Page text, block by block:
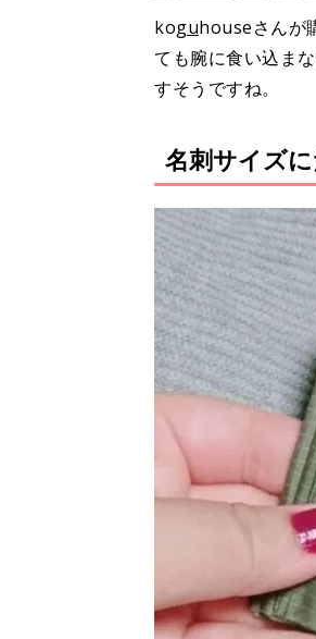
koguhouseさんが
ても腕に食い込ま
すそうですね。
名刺サイズ